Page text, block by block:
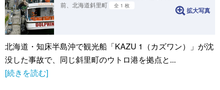
前、北海道斜里町
全 1 枚
拡大写真
北海道・知床半島沖で観光船「KAZU 1（カズワン）」が沈
没した事故で、同じ斜里町のウトロ港を拠点と...
[続きを読む]